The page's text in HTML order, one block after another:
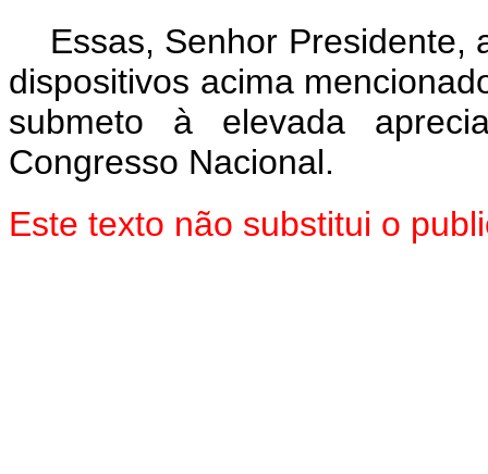
Essas, Senhor Presidente,
dispositivos acima
submeto à elevada
Congresso Nacional.
Este texto não substitui o